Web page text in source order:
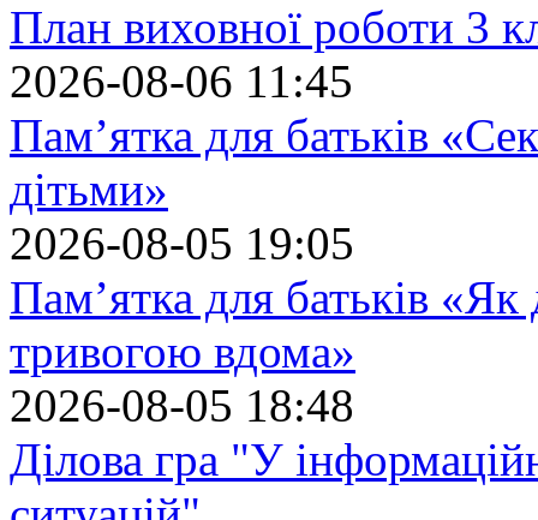
План виховної роботи 3
2026-08-06 11:45
Пам’ятка для батьків
дітьми»
2026-08-05 19:05
Пам’ятка для батьків
тривогою вдома»
2026-08-05 18:48
Ділова гра "У